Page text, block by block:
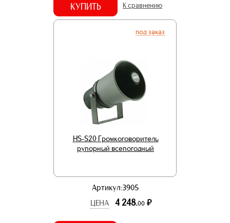
КУПИТЬ К сравнению
под заказ
HS-S20 Громкоговоритель
рупорный всепогодный
Артикул:3905
ЦЕНА
4 248.00 р.